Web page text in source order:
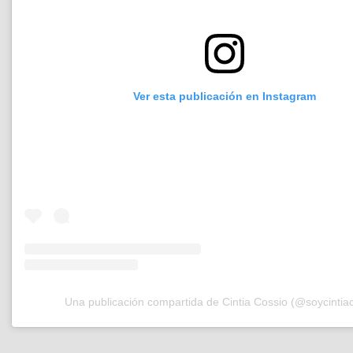
Ver esta publicación en Instagram
Una publicación compartida de Cintia Cossio